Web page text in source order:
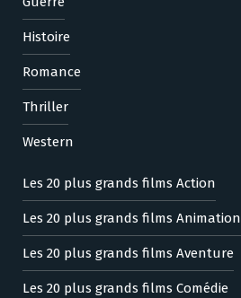
Histoire
Romance
Thriller
Western
Les 20 plus grands films Action
Les 20 plus grands films Animation
Les 20 plus grands films Aventure
Les 20 plus grands films Comédie